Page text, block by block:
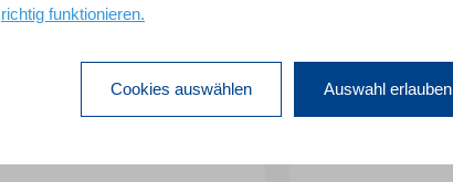
richtig funktionieren.
Cookies auswählen Auswahl erlauben